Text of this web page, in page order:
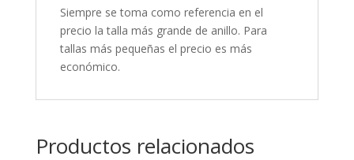
Siempre se toma como referencia en el
precio la talla más grande de anillo. Para
tallas más pequeñas el precio es más
económico.
Productos relacionados